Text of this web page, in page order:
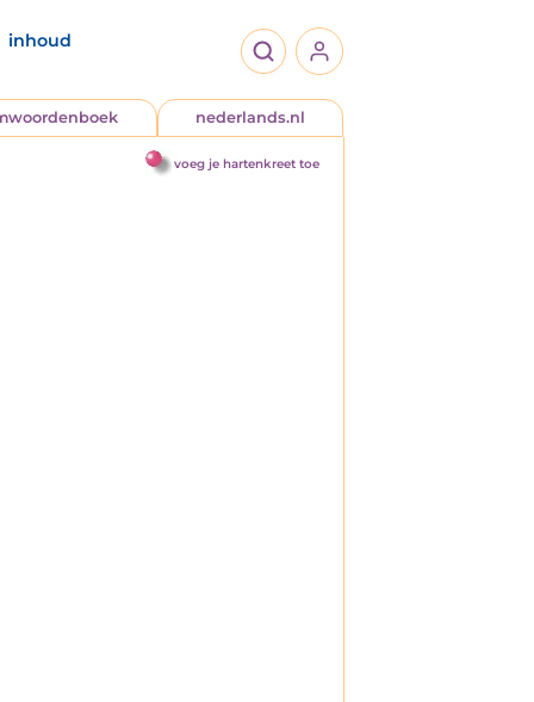
inhoud
nederlands.nl
voeg je hartenkreet toe